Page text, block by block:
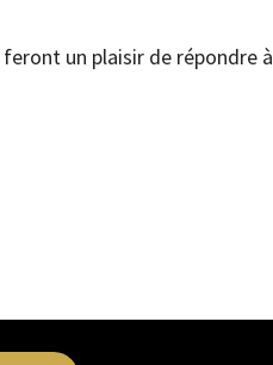
feront un plaisir de répondre à